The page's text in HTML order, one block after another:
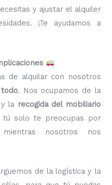
y ajustar el alquiler
¡Te ayudamos a
de alquilar con nosotros
. Nos ocupamos de la
la recogida del mobiliario
tú solo te preocupas por
nosotros nos
de la logística y la